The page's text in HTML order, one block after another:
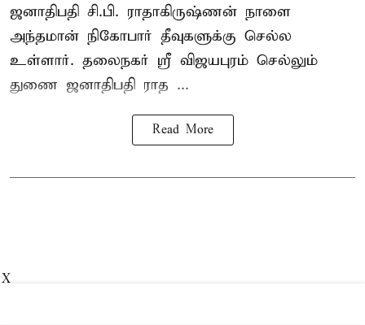
ஜனாதிபதி சி.பி. ராதாகிருஷ்ணன் நாளை
அந்தமான் நிகோபார் தீவுகளுக்கு செல்ல
உள்ளார். தலைநகர் ஸ்ரீ விஜயபுரம் செல்லும்
துணை ஜனாதிபதி ராத ...
Read More
X